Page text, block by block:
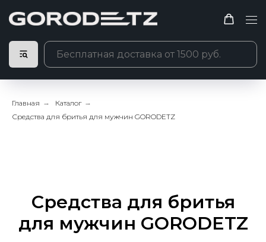
Главная → Каталог →
Средства для бритья для мужчин GORODETZ
Средства для бритья
для мужчин GORODETZ